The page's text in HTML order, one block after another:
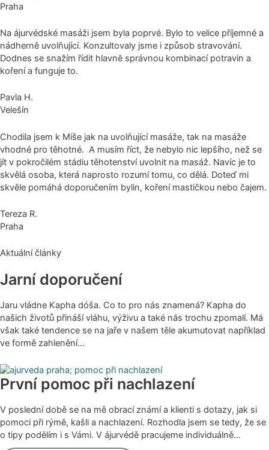
Praha
Na ájurvédské masáži jsem byla poprvé. Bylo to velice příjemné a
nádherně uvolňující. Konzultovaly jsme i způsob stravování.
Dodnes se snažím řídit hlavně správnou kombinací potravin a
koření a funguje to.
Pavla H.
Velešín
Chodila jsem k Míše jak na uvolňující masáže, tak na masáže
vhodné pro těhotné. A musím říct, že nebylo nic lepšího, než se
jít v pokročilém stádiu těhotenství uvolnit na masáž. Navíc je to
skvělá osoba, která naprosto rozumí tomu, co dělá. Doteď mi
skvěle pomáhá doporučením bylin, koření mastičkou nebo čajem.
Tereza R.
Praha
Aktuální články
Jarní doporučení
Jaru vládne Kapha dóša. Co to pro nás znamená? Kapha do
našich životů přináší vláhu, výživu a také nás trochu zpomalí. Má
však také tendence se na jaře v našem těle akumutovat například
ve formě zahlenění...
První pomoc při nachlazení
V poslední době se na mě obrací známí a klienti s dotazy, jak si
pomoci při rýmě, kašli a nachlazení. Rozhodla jsem se tedy, že se
o tipy podělím i s Vámi. V ájurvédě pracujeme individuálně...